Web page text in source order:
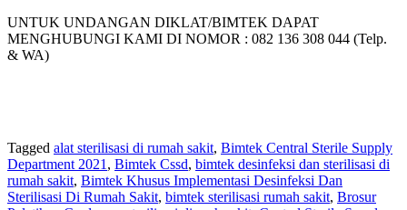
UNTUK UNDANGAN DIKLAT/BIMTEK DAPAT
MENGHUBUNGI KAMI DI NOMOR : 082 136 308 044 (Telp.
& WA)
Tagged alat sterilisasi di rumah sakit, Bimtek Central Sterile Supply
Department 2021 , Bimtek Cssd, bimtek desinfeksi dan sterilisasi di
rumah sakit, Bimtek Khusus Implementasi Desinfeksi Dan
Sterilisasi Di Rumah Sakit, bimtek sterilisasi rumah sakit, Brosur